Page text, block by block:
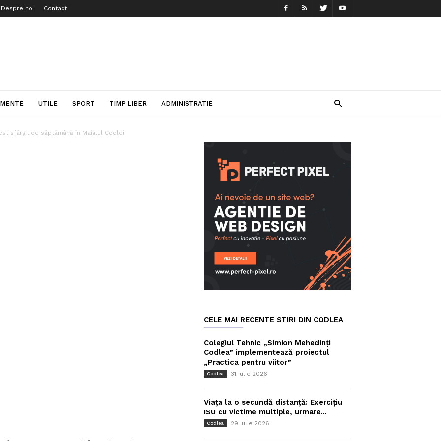
Despre noi Contact
UTILE SPORT TIMP LIBER ADMINISTRATIE
sfârșit de săptămână în Maialul Codlei
CELE MAI RECENTE STIRI DIN CODLEA
Colegiul Tehnic „Simion Mehedinți
Codlea” implementează proiectul
„Practica pentru viitor”
Codlea 31 iulie 2026
Viața la o secundă distanță: Exercițiu
ISU cu victime multiple, urmare...
Codlea 29 iulie 2026